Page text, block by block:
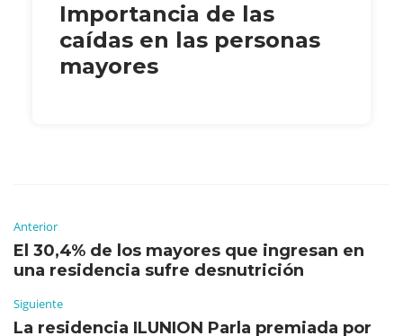
Importancia de las
caídas en las personas
mayores
Anterior
El 30,4% de los mayores que ingresan en
una residencia sufre desnutrición
Siguiente
La residencia ILUNION Parla premiada por